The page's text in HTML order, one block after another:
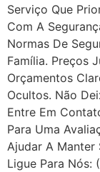
Serviço Que
Com A
Normas De
Família. Preços
Orçamentos
Ocultos. Não
Entre Em
Para Uma
Ajudar A Manter
Ligue Para